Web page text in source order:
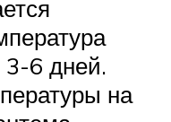
3-6 дней.
на